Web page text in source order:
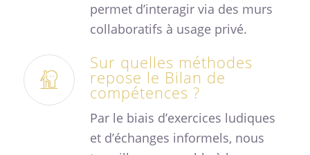
permet d’interagir via des murs
collaboratifs à usage privé.
Sur quelles méthodes
repose le Bilan de
compétences ?
Par le biais d’exercices ludiques
et d’échanges informels, nous